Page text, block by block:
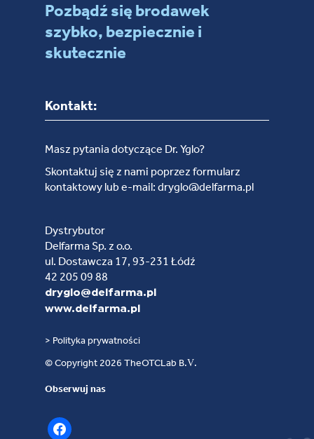
Pozbądź się brodawek
szybko, bezpiecznie i
skutecznie
Kontakt:
Masz pytania dotyczące Dr. Yglo?
Skontaktuj się z nami poprzez formularz
kontaktowy lub e-mail: dryglo@delfarma.pl
Dystrybutor
Delfarma Sp. z o.o.
ul. Dostawcza 17, 93-231 Łódź
42 205 09 88
dryglo@delfarma.pl
www.delfarma.pl
> Polityka prywatności
© Copyright 2026 TheOTCLab B.V.
Obserwuj nas
facebook